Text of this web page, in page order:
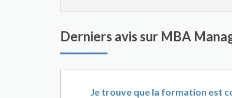
Derniers avis sur MBA
Je trouve que la formation est